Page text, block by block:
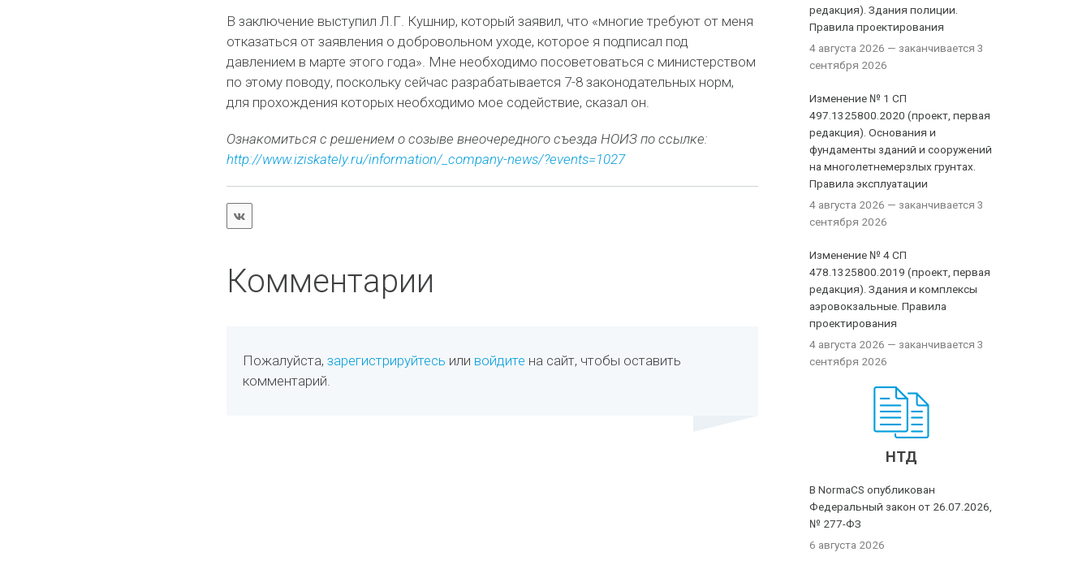
В заключение выступил Л.Г. Кушнир, который заявил, что «многие требуют от меня
отказаться от заявления о добровольном уходе, которое я подписал под
давлением в марте этого года». Мне необходимо посоветоваться с министерством
по этому поводу, поскольку сейчас разрабатывается 7-8 законодательных норм,
для прохождения которых необходимо мое содействие, сказал он.
Ознакомиться с решением о созыве внеочередного съезда НОИЗ по ссылке:
http://www.iziskately.ru/information/_company-news/?events=1027
Комментарии
Пожалуйста, зарегистрируйтесь или войдите на сайт, чтобы оставить
комментарий.
редакция). Здания полиции.
Правила проектирования
4 августа 2026 — заканчивается 3
сентября 2026
Изменение № 1 СП
497.1325800.2020 (проект, первая
редакция). Основания и
фундаменты зданий и сооружений
на многолетнемерзлых грунтах.
Правила эксплуатации
4 августа 2026 — заканчивается 3
сентября 2026
Изменение № 4 СП
478.1325800.2019 (проект, первая
редакция). Здания и комплексы
аэровокзальные. Правила
проектирования
4 августа 2026 — заканчивается 3
сентября 2026
НТД
В NormaCS опубликован
Федеральный закон от 26.07.2026,
№ 277-ФЗ
6 августа 2026